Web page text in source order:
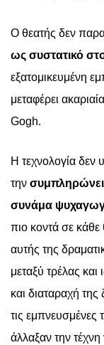
Ο θεατής δεν
ως συστατικό
εξατομικευμένη
μεταφέρει
Gogh.
Η τεχνολογία δεν
την συμπληρώνει
συνάμα
πιο κοντά σε κάθε
αυτής της
μεταξύ τρέλας και
και διαταραχή
τις εμπνευσμένες
άλλαξαν την τέχνη